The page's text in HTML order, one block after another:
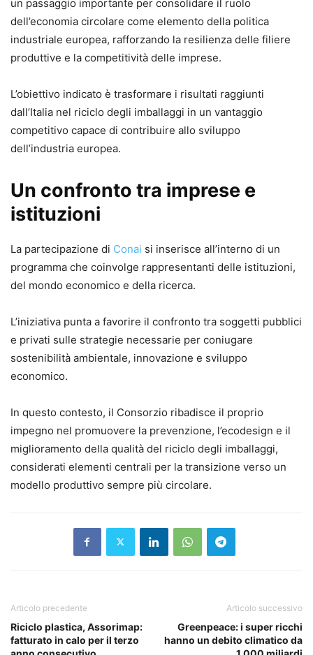
un passaggio importante per consolidare il ruolo
dell’economia circolare come elemento della politica
industriale europea, rafforzando la resilienza delle filiere
produttive e la competitività delle imprese.
L’obiettivo indicato è trasformare i risultati raggiunti
dall’Italia nel riciclo degli imballaggi in un vantaggio
competitivo capace di contribuire allo sviluppo
dell’industria europea.
Un confronto tra imprese e
istituzioni
La partecipazione di Conai si inserisce all’interno di un
programma che coinvolge rappresentanti delle istituzioni,
del mondo economico e della ricerca.
L’iniziativa punta a favorire il confronto tra soggetti pubblici
e privati sulle strategie necessarie per coniugare
sostenibilità ambientale, innovazione e sviluppo
economico.
In questo contesto, il Consorzio ribadisce il proprio
impegno nel promuovere la prevenzione, l’ecodesign e il
miglioramento della qualità del riciclo degli imballaggi,
considerati elementi centrali per la transizione verso un
modello produttivo sempre più circolare.
Articolo precedente
Riciclo plastica, Assorimap:
fatturato in calo per il terzo
Articolo successivo
Greenpeace: i super ricchi
hanno un debito climatico da